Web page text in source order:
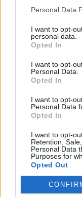
Personal Data
I want to opt-
personal data.
Opted In
I want to opt-
Personal Data.
Opted In
I want to opt-
Personal Data
Opted In
I want to opt-
Retention,
Personal Data
Purposes for
Opted Out
regisztrációhoz
Az előfizetés a
Portfolio.hu
kötéslistái
MÁR